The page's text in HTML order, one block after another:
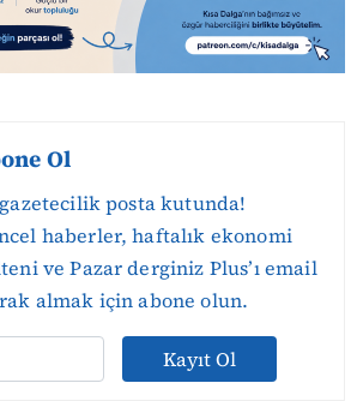
Ol
posta kutunda!
haberler, haftalık ekonomi
ve Pazar derginiz Plus’ı email
almak için abone olun.
Kayıt Ol